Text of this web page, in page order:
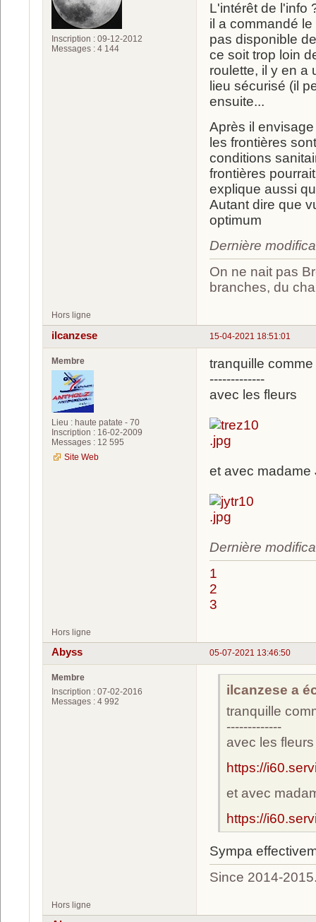
Inscription : 09-12-2012
Messages : 4 144
L'intérêt de l'info
il a commandé
pas disponible
ce soit trop loin
roulette, il y en a
lieu sécurisé (il
ensuite...
Après il
les frontières
conditions
frontières
explique aussi
Autant dire que
optimum
Dernière
On ne nait pas
branches, du
Hors ligne
15-04-2021 18:51:01
ilcanzese
Membre
Lieu : haute patate - 70
Inscription : 16-02-2009
Messages : 12 595
Site Web
tranquille
-------------
avec les fleurs
et avec
Dernière
1
2
3
Hors ligne
05-07-2021 13:46:50
Abyss
Membre
Inscription : 07-02-2016
Messages : 4 992
ilcanzese a
tranquille
-------------
avec les fleurs
https://
et avec
https://
Sympa
Since 2014-
Hors ligne